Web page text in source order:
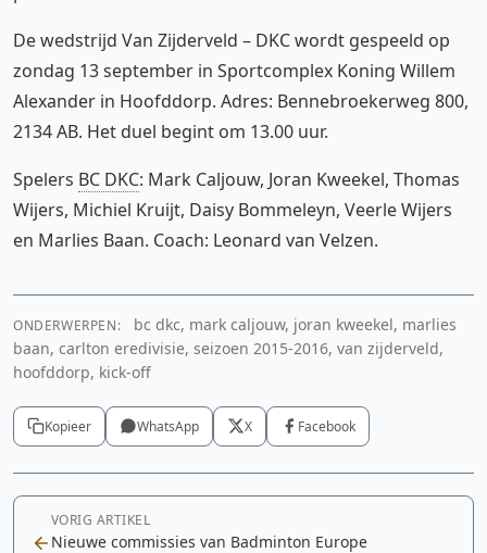
De wedstrijd Van Zijderveld – DKC wordt gespeeld op
zondag 13 september in Sportcomplex Koning Willem
Alexander in Hoofddorp. Adres: Bennebroekerweg 800,
2134 AB. Het duel begint om 13.00 uur.
Spelers BC DKC: Mark Caljouw, Joran Kweekel, Thomas
Wijers, Michiel Kruijt, Daisy Bommeleyn, Veerle Wijers
en Marlies Baan. Coach: Leonard van Velzen.
ONDERWERPEN:
bc dkc, mark caljouw, joran kweekel, marlies
baan, carlton eredivisie, seizoen 2015-2016, van zijderveld,
hoofddorp, kick-off
Kopieer WhatsApp X Facebook
VORIG ARTIKEL
Nieuwe commissies van Badminton Europe